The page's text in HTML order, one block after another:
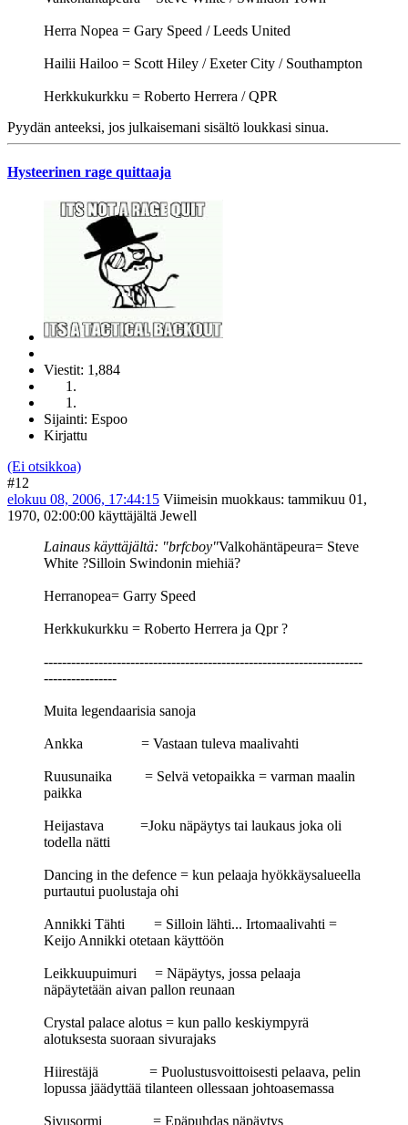
Herra Nopea = Gary Speed / Leeds United
Hailii Hailoo = Scott Hiley / Exeter City / Southampton
Herkkukurkku = Roberto Herrera / QPR
Pyydän anteeksi, jos julkaisemani sisältö loukkasi sinua.
Hysteerinen rage quittaaja
Viestit: 1,884
Sijainti: Espoo
Kirjattu
(Ei otsikkoa)
#12
elokuu 08, 2006, 17:44:15 Viimeisin muokkaus: tammikuu 01,
1970, 02:00:00 käyttäjältä Jewell
Lainaus käyttäjältä: "brfcboy"Valkohäntäpeura= Steve
White ?Silloin Swindonin miehiä?
Herranopea= Garry Speed
Herkkukurkku = Roberto Herrera ja Qpr ?
----------------------------------------------------------------------
----------------
Muita legendaarisia sanoja
Ankka = Vastaan tuleva maalivahti
Ruusunaika = Selvä vetopaikka = varman maalin
paikka
Heijastava =Joku näpäytys tai laukaus joka oli
todella nätti
Dancing in the defence = kun pelaaja hyökkäysalueella
purtautui puolustaja ohi
Annikki Tähti = Silloin lähti... Irtomaalivahti =
Keijo Annikki otetaan käyttöön
Leikkuupuimuri = Näpäytys, jossa pelaaja
näpäytetään aivan pallon reunaan
Crystal palace alotus = kun pallo keskiympyrä
alotuksesta suoraan sivurajaks
Hiirestäjä = Puolustusvoittoisesti pelaava, pelin
lopussa jäädyttää tilanteen ollessaan johtoasemassa
Sivusormi = Epäpuhdas näpäytys